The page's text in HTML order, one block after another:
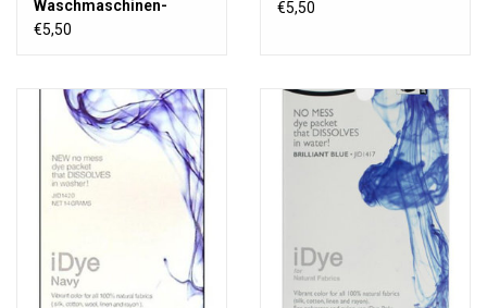
Waschmaschinen-
Stofffarbe
€5,50
€5,50